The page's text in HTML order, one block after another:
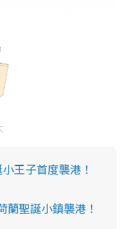
王子首度襲港！
蘭聖誕小鎮襲港！